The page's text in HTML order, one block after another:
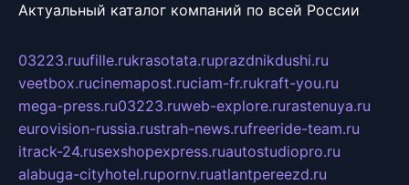
Актуальный каталог компаний по всей России
03223.ruufille.rukrasotata.ruprazdnikdushi.ru
veetbox.rucinemapost.ruciam-fr.rukraft-you.ru
mega-press.ru03223.ruweb-explore.rurastenuya.ru
eurovision-russia.rustrah-news.rufreeride-team.ru
itrack-24.rusexshopexpress.ruautostudiopro.ru
alabuga-cityhotel.rupornv.ruatlantpereezd.ru